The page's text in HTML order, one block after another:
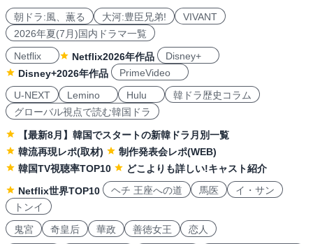
朝ドラ:風、薫る 大河:豊臣兄弟!
VIVANT
2026年夏(7月)国内ドラマ一覧
Netflix
Netflix2026年作品
Disney+
Disney+2026年作品
PrimeVideo
U-NEXT
Lemino Hulu
韓ドラ歴史コラム
グローバル視点で読む韓国ドラ
【最新8月】韓国でスタートの新韓ドラ月別一覧
韓流再現レポ(取材)
制作発表会レポ(WEB)
韓国TV視聴率TOP10
どこよりも詳しい!キャスト紹介
Netflix世界TOP10
ヘチ 王座への道 馬医
イ・サン
トンイ
鬼宮
奇皇后 華政 善徳女王 恋人